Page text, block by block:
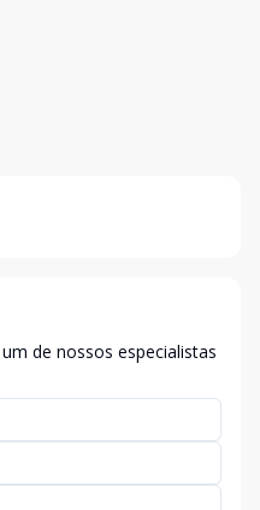
de nossos especialistas